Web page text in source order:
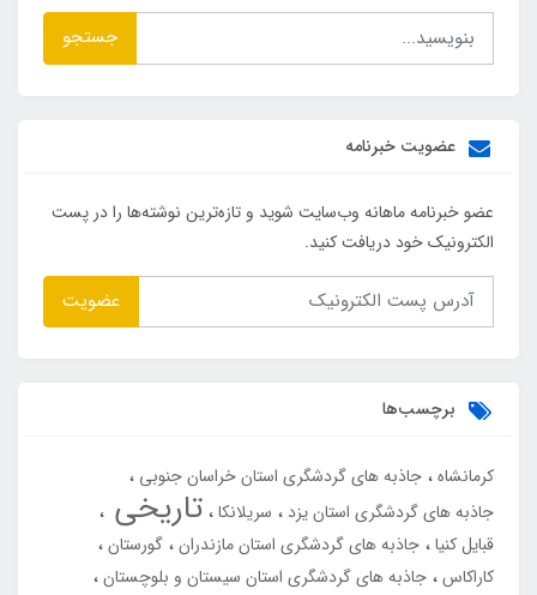
جستجو
عضویت خبرنامه
عضو خبرنامه ماهانه وب‌سایت شوید و تازه‌ترین نوشته‌ها را در پست
الکترونیک خود دریافت کنید.
عضویت
برچسب‌ها
کرمانشاه جاذبه های گردشگری استان خراسان جنوبی
جاذبه های گردشگری استان یزد
سریلانکا تاریخی
قبایل کنیا جاذبه های گردشگری استان مازندران گورستان
کاراکاس جاذبه های گردشگری استان سیستان و بلوچستان